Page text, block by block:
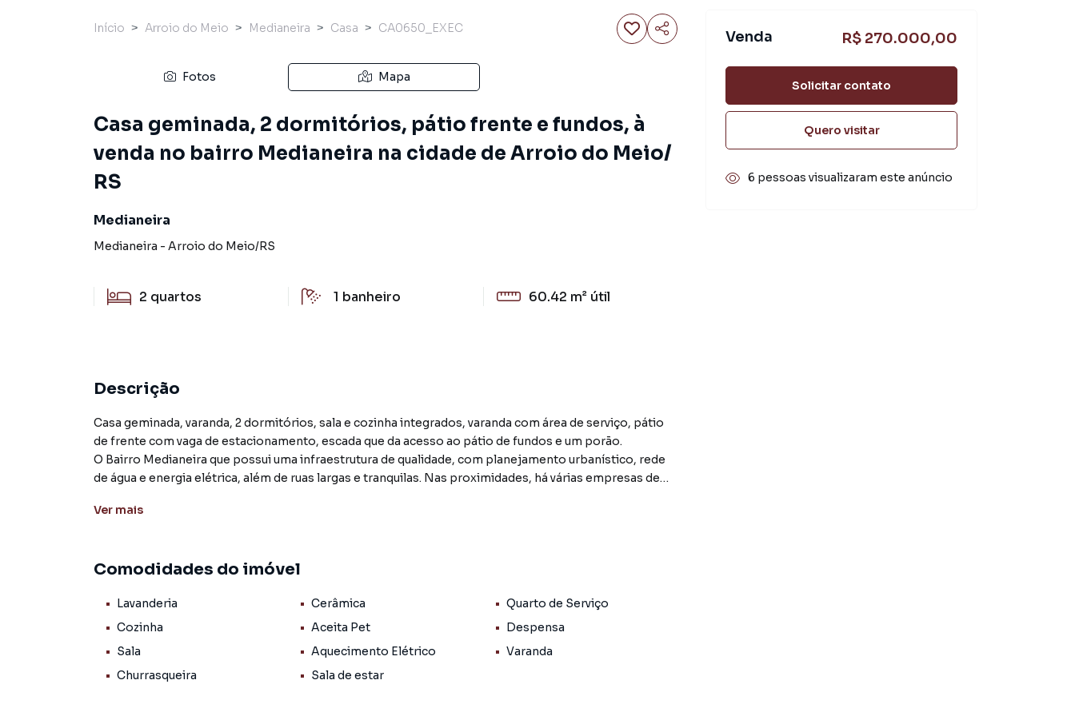
Início Arroio do Meio Medianeira Casa CA0650_EXEC
Fotos Mapa
Casa geminada, 2 dormitórios, pátio frente e fundos, à
venda no bairro Medianeira na cidade de Arroio do Meio/
RS
Medianeira
Medianeira - Arroio do Meio/RS
2 quartos 1 banheiro 60.42 m² útil
Descrição
Casa geminada, varanda, 2 dormitórios, sala e cozinha integrados, varanda com área de serviço, pátio
de frente com vaga de estacionamento, escada que da acesso ao pátio de fundos e um porão.
O Bairro Medianeira que possui uma infraestrutura de qualidade, com planejamento urbanístico, rede
de água e energia elétrica, além de ruas largas e tranquilas. Nas proximidades, há várias empresas de
acolhedora e preserva suas tradições culturais e festividades típicas da região sul do Brasil. Além disso,
paisagens rurais.
Casa para Venda em região valorizada do bairro Medianeira, em Arroio do Meio. Não encontrou o que
procurava ou deseja mais informações sobre Casa em Arroio do Meio? Entre em contato com nossa
Ver mais
Comodidades do imóvel
Lavanderia Cerâmica
Quarto de Serviço
Cozinha
Aceita Pet
Despensa
Sala
Aquecimento Elétrico
Varanda
Churrasqueira
Sala de estar
Venda R$ 270.000,00
Solicitar contato
Quero visitar
6 pessoas visualizaram este anúncio